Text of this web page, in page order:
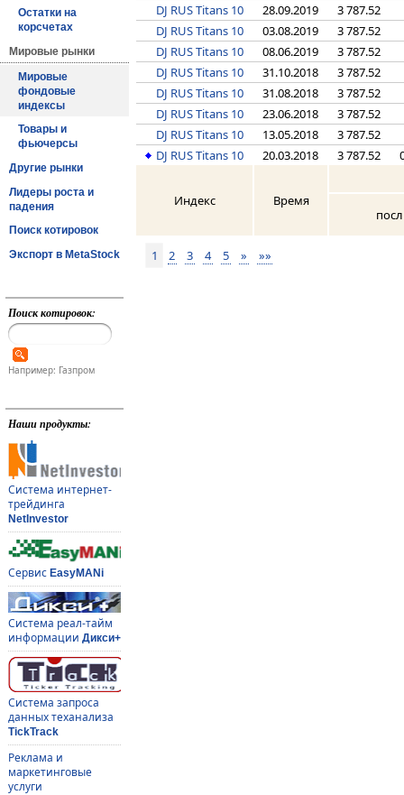
Остатки на
корсчетах
Мировые рынки
Мировые
фондовые
индексы
Товары и
фьючерсы
Другие рынки
Лидеры роста и
падения
Поиск котировок
Экспорт в MetaStock
Поиск котировок:
Например: Газпром
Наши продукты:
Система интернет-
трейдинга
NetInvestor
Сервис EasyMANi
Система реал-тайм
информации Дикси+
Система запроса
данных теханализа
TickTrack
Реклама и
маркетинговые
услуги
DJ RUS Titans 10
28.09.2019
3 787.52
DJ RUS Titans 10
03.08.2019
3 787.52
DJ RUS Titans 10
08.06.2019
3 787.52
DJ RUS Titans 10
31.10.2018
3 787.52
DJ RUS Titans 10
31.08.2018
3 787.52
DJ RUS Titans 10
23.06.2018
3 787.52
DJ RUS Titans 10
13.05.2018
3 787.52
DJ RUS Titans 10
20.03.2018 3 787.52
Индекс
Время
посл
1 2 3 4 5 » »»